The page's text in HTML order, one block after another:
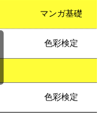
マンガ基礎
色彩検定
色彩検定